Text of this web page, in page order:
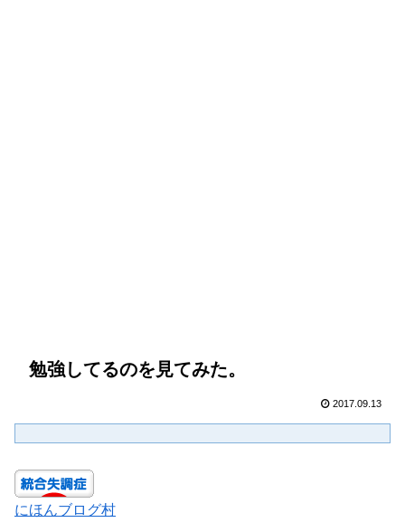
勉強してるのを見てみた。
2017.09.13
にほんブログ村